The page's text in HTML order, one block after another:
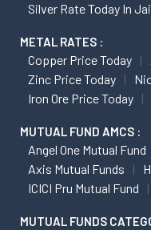
Silver Rate Today In
METAL RATES :
Copper Price Today
Zinc Price Today
Iron Ore Price Today
MUTUAL FUND AMCS :
Angel One Mutual Fund
Axis Mutual Funds
ICICI Pru Mutual Fund
MUTUAL FUNDS